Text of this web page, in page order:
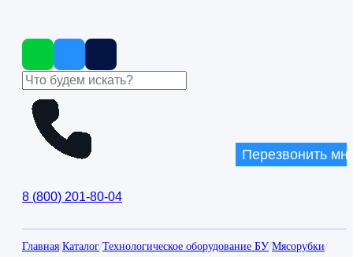
8 (800) 201-80-04
Перезвонить
Главная/Каталог/Технологическое оборудование БУ/Мясорубки/